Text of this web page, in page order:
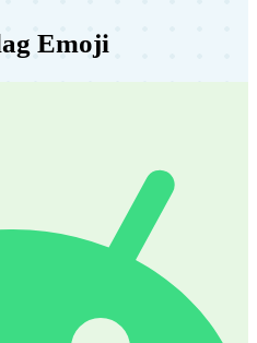
Emoji